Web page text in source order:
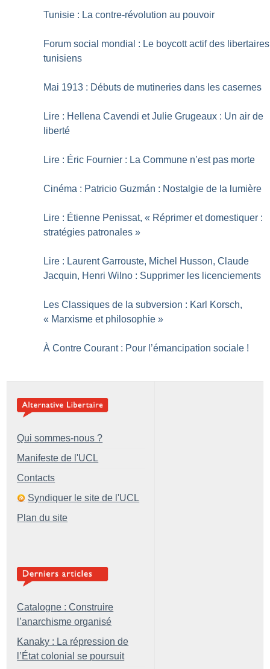
Tunisie : La contre-révolution au pouvoir
Forum social mondial : Le boycott actif des libertaires
tunisiens
Mai 1913 : Débuts de mutineries dans les casernes
Lire : Hellena Cavendi et Julie Grugeaux : Un air de
liberté
Lire : Éric Fournier : La Commune n’est pas morte
Cinéma : Patricio Guzmán : Nostalgie de la lumière
Lire : Étienne Penissat, « Réprimer et domestiquer :
stratégies patronales »
Lire : Laurent Garrouste, Michel Husson, Claude
Jacquin, Henri Wilno : Supprimer les licenciements
Les Classiques de la subversion : Karl Korsch,
« Marxisme et philosophie »
À Contre Courant : Pour l’émancipation sociale !
Qui sommes-nous ?
Manifeste de l'UCL
Contacts
Syndiquer le site de l'UCL
Plan du site
Catalogne : Construire
l’anarchisme organisé
Kanaky : La répression de
l’État colonial se poursuit